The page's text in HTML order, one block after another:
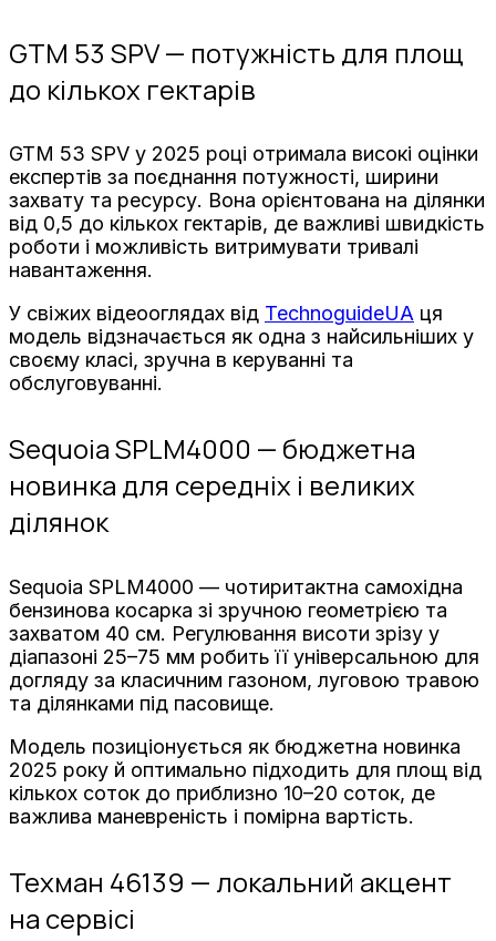
GTM 53 SPV — потужність для площ
до кількох гектарів
GTM 53 SPV у 2025 році отримала високі оцінки
експертів за поєднання потужності, ширини
захвату та ресурсу. Вона орієнтована на ділянки
від 0,5 до кількох гектарів, де важливі швидкість
роботи і можливість витримувати тривалі
навантаження.
У свіжих відеооглядах від TechnoguideUA ця
модель відзначається як одна з найсильніших у
своєму класі, зручна в керуванні та
обслуговуванні.
Sequoia SPLM4000 — бюджетна
новинка для середніх і великих
ділянок
Sequoia SPLM4000 — чотиритактна самохідна
бензинова косарка зі зручною геометрією та
захватом 40 см. Регулювання висоти зрізу у
діапазоні 25–75 мм робить її універсальною для
догляду за класичним газоном, луговою травою
та ділянками під пасовище.
Модель позиціонується як бюджетна новинка
2025 року й оптимально підходить для площ від
кількох соток до приблизно 10–20 соток, де
важлива маневреність і помірна вартість.
Техман 46139 — локальний акцент
на сервісі